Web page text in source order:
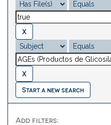
Start a new search
Add filters: